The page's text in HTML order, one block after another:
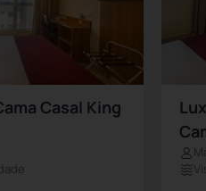
Casal King